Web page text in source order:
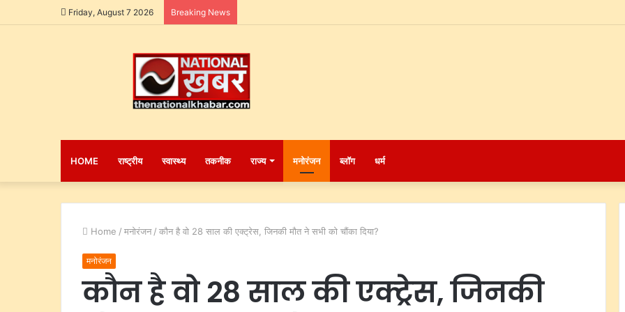
Friday, August 7 2026 Breaking News
HOME राष्ट्रीय स्वास्थ्य तकनीक राज्य मनोरंजन ब्लॉग धर्म
Home / मनोरंजन / कौन है वो 28 साल की एक्ट्रेस, जिनकी मौत ने सभी को चौंका दिया?
मनोरंजन
कौन है वो 28 साल की एक्ट्रेस, जिनकी